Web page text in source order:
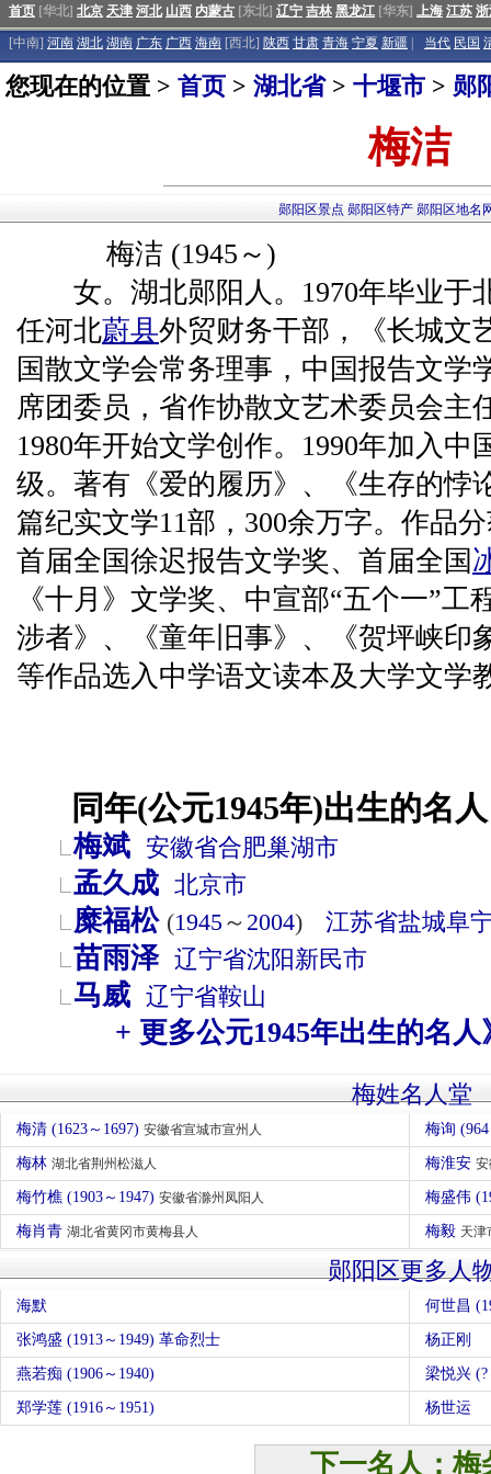
首页 [华北] 北京 天津 河北 山西 内蒙古 [东北] 辽宁 吉林 黑龙江 [华东] 上海 江苏
[中南] 河南 湖北 湖南 广东 广西 海南 [西北] 陕西 甘肃 青海 宁夏 新疆 当代 民国
您现在的位置 > 首页 > 湖北省> 十堰市 > 郧
梅洁
郧阳区景点 郧阳区特产 郧阳区地名
梅洁 (1945～)
女。湖北郧阳人。1970年毕业于
任河北蔚县外贸财务干部，《长城文
国散文学会常务理事，中国报告文学
席团委员，省作协散文艺术委员会主
1980年开始文学创作。1990年加入
级。著有《爱的履历》、《生存的悖
篇纪实文学11部，300余万字。作品
首届全国徐迟报告文学奖、首届全国
《十月》文学奖、中宣部“五个一”工
涉者》、《童年旧事》、《贺坪峡印
等作品选入中学语文读本及大学文学
同年(公元1945年)出生的名
梅斌 安徽省合肥巢湖市
孟久成 北京市
糜福松 (1945～ 2004) 江苏省盐城阜
苗雨泽 辽宁省沈阳新民市
马威 辽宁省鞍山
+ 更多公元1945年出生的名人
梅姓名人堂
梅清 (1623～1697) 安徽省宣城市宣州人 梅询
梅林 湖北省荆州松滋人 梅淮安
梅竹樵 (1903～1947) 安徽省滁州凤阳人 梅盛伟
梅肖青 湖北省黄冈市黄梅县人 梅毅 天津
郧阳区更多人
海默 何世昌
张鸿盛 (1913～1949) 革命烈士 杨正刚
燕若痴 (1906～1940) 梁悦兴 (?
郑学莲 (1916～1951) 杨世运
下一名人：梅